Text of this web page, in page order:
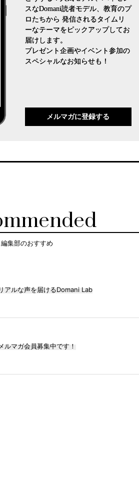
スなDomani読者モデル、教育のプ
ロたちから 発信されるタイムリ
ーなテーマをピックアップしてお
届けします。
プレゼント企画やイベント参加の
スペシャルなお知らせも！
メルマガに登録する
編集部のおすすめ
リアルな声を届けるDomani Lab
メルマガ会員募集中です！